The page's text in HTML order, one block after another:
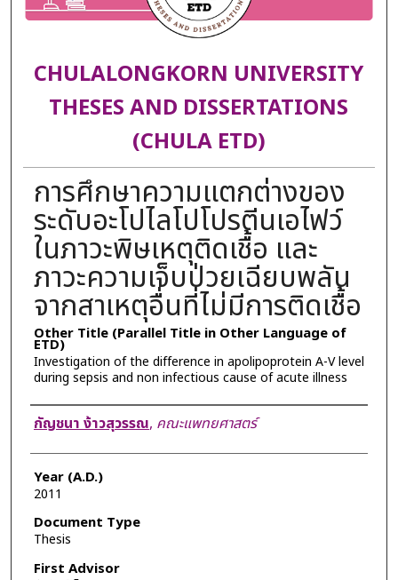
CHULALONGKORN UNIVERSITY
THESES AND DISSERTATIONS
(CHULA ETD)
การศึกษาความแตกต่างของ
ระดับอะโปไลโปโปรตีนเอไฟว์
ในภาวะพิษเหตุติดเชื้อ และ
ภาวะความเจ็บป่วยเฉียบพลัน
จากสาเหตุอื่นที่ไม่มีการติดเชื้อ
Other Title (Parallel Title in Other Language of
ETD)
Investigation of the difference in apolipoprotein A-V level
during sepsis and non infectious cause of acute illness
Author
กัญชนา ง้าวสุวรรณ, คณะแพทยศาสตร์
Year (A.D.)
2011
Document Type
Thesis
First Advisor